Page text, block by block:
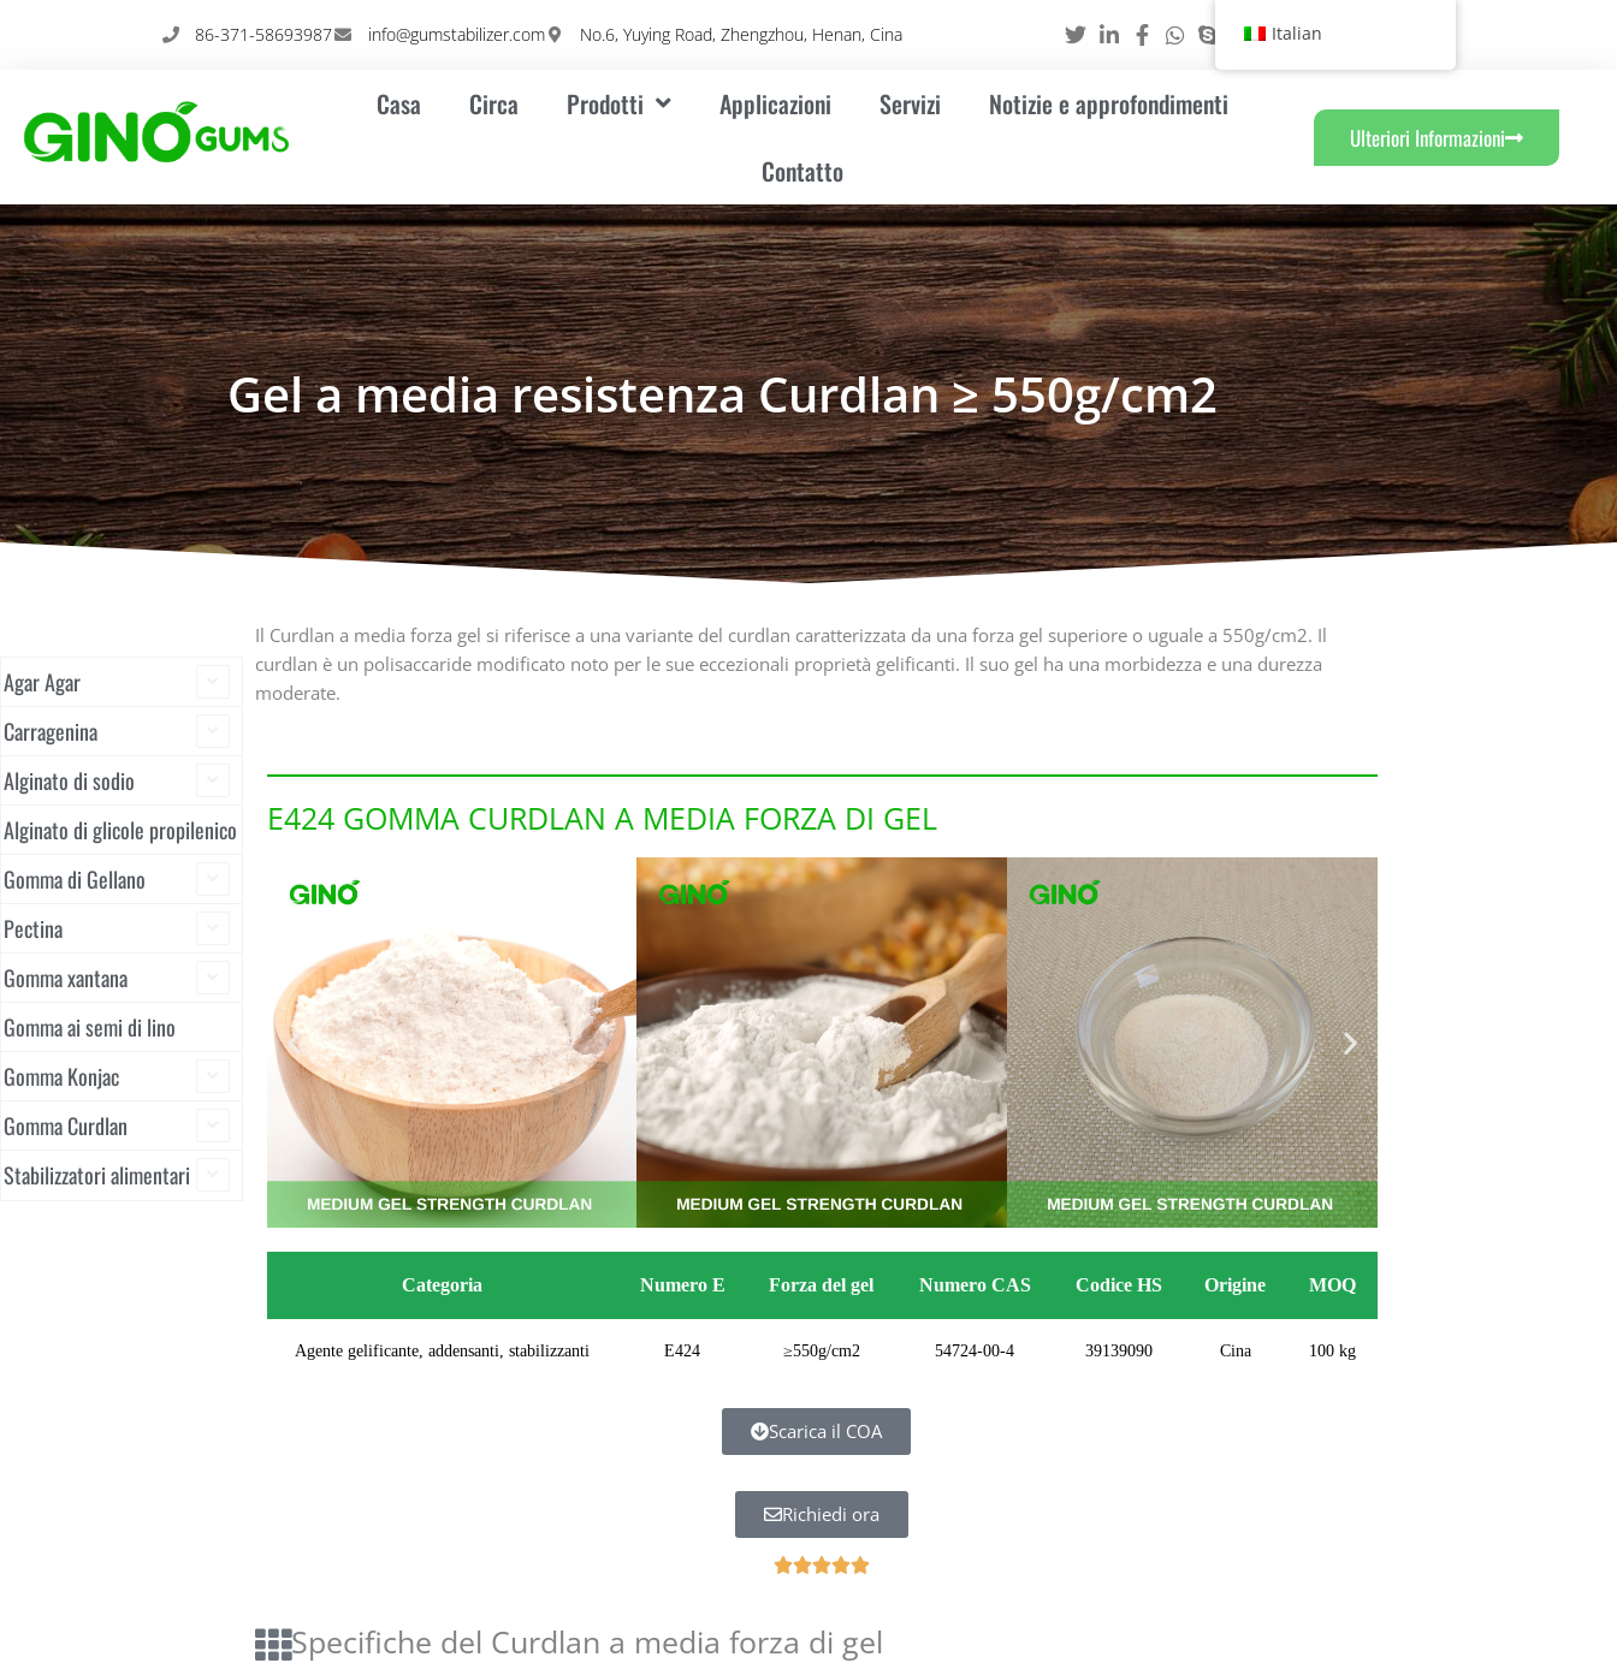
86-371-58693987 info@gumstabilizer.com No.6, Yuying Road, Zhengzhou, Henan, Cina
Casa Circa Prodotti Applicazioni Servizi
Notizie e approfondimenti
Contatto
Ulteriori Informazioni
Gel a media resistenza Curdlan ≥ 550g/cm2
Agar Agar
Carragenina
Alginato di sodio
Alginato di glicole propilenico
Gomma di Gellano
Pectina
Gomma xantana
Gomma ai semi di lino
Gomma Konjac
Gomma Curdlan
Stabilizzatori alimentari
Il Curdlan a media forza gel si riferisce a una variante del curdlan caratterizzata da una forza gel superiore o uguale a 550g/cm2. Il
curdlan è un polisaccaride modificato noto per le sue eccezionali proprietà gelificanti. Il suo gel ha una morbidezza e una durezza
moderate.
E424 GOMMA CURDLAN A MEDIA FORZA DI GEL
Categoria Numero E Forza del gel Numero CAS Codice HS Origine MOQ
Agente gelificante, addensanti, stabilizzanti E424 ≥550g/cm2 54724-00-4 39139090 Cina 100 kg
Scarica il COA
Richiedi ora
R
e
Specifiche del Curdlan a media forza di gel
Italian